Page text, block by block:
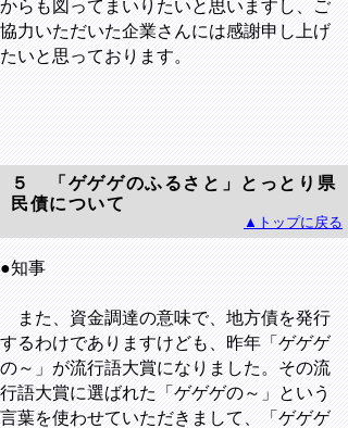
からも図ってまいりたいと思いますし、ご
協力いただいた企業さんには感謝申し上げ
たいと思っております。
５ 「ゲゲゲのふるさと」とっとり県
民債について
▲トップに戻る
●知事
また、資金調達の意味で、地方債を発行
するわけでありますけども、昨年「ゲゲゲ
の～」が流行語大賞になりました。その流
行語大賞に選ばれた「ゲゲゲの～」という
言葉を使わせていただきまして、「ゲゲゲ